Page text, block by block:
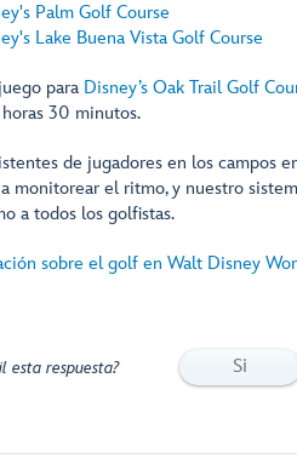
Palm Golf Course
Lake Buena Vista Golf Course
para Disney’s Oak Trail Golf
30 minutos.
de jugadores en los campos
monitorear el ritmo, y nuestro
a todos los golfistas.
sobre el golf en Walt Disney
esta respuesta? Si